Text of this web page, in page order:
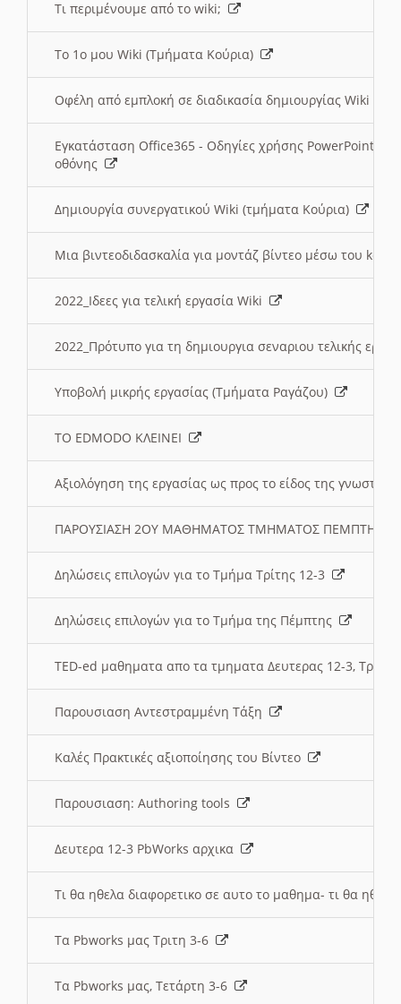
Τι περιμένουμε από το wiki;
Το 1ο μου Wiki (Τμήματα Κούρια)
Οφέλη από εμπλοκή σε διαδικασία δημιουργίας Wiki
Εγκατάσταση Office365 - Οδηγίες χρήσης PowerPoint
οθόνης
Δημιουργία συνεργατικού Wiki (τμήματα Κούρια)
Μια βιντεοδιδασκαλία για μοντάζ βίντεο μέσω του
2022_Ιδεες για τελική εργασία Wiki
2022_Πρότυπο για τη δημιουργια σεναριου τελικής
Υποβολή μικρής εργασίας (Τμήματα Ραγάζου)
ΤΟ EDMODO ΚΛΕΙΝΕΙ
Αξιολόγηση της εργασίας ως προς το είδος της
ΠΑΡΟΥΣΙΑΣΗ 2ΟΥ ΜΑΘΗΜΑΤΟΣ ΤΜΗΜΑΤΟΣ
Δηλώσεις επιλογών για το Τμήμα Τρίτης 12-3
Δηλώσεις επιλογών για το Τμήμα της Πέμπτης
TED-ed μαθηματα απο τα τμηματα Δευτερας 12-3,
Παρουσιαση Αντεστραμμένη Τάξη
Καλές Πρακτικές αξιοποίησης του Βίντεο
Παρουσιαση: Authoring tools
Δευτερα 12-3 PbWorks αρχικα
Τι θα ηθελα διαφορετικο σε αυτο το μαθημα- τι θα
Τα Pbworks μας Τριτη 3-6
Τα Pbworks μας, Τετάρτη 3-6